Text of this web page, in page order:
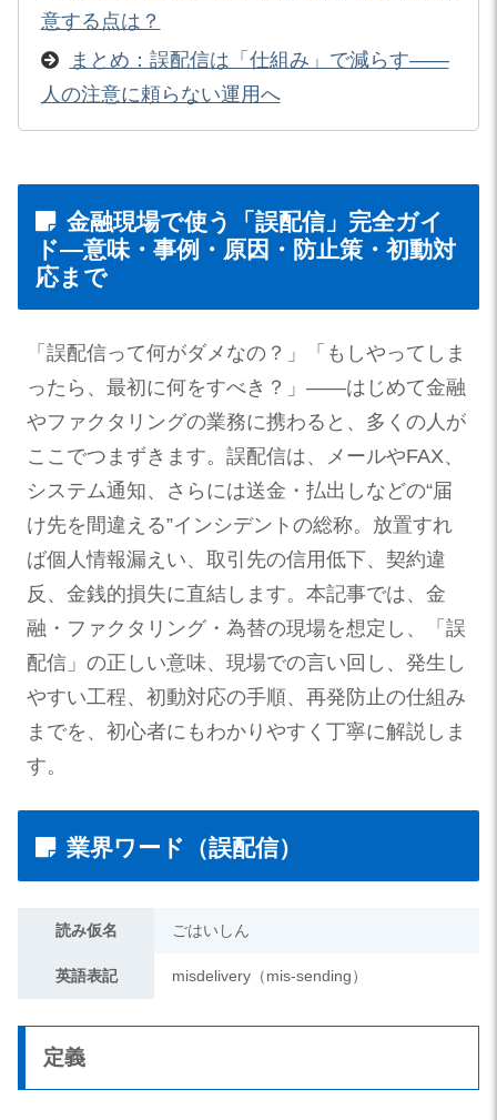
意する点は？
まとめ：誤配信は「仕組み」で減らす——
人の注意に頼らない運用へ
金融現場で使う「誤配信」完全ガイ
ド—意味・事例・原因・防止策・初動対
応まで
「誤配信って何がダメなの？」「もしやってしま
ったら、最初に何をすべき？」——はじめて金融
やファクタリングの業務に携わると、多くの人が
ここでつまずきます。誤配信は、メールやFAX、
システム通知、さらには送金・払出しなどの“届
け先を間違える”インシデントの総称。放置すれ
ば個人情報漏えい、取引先の信用低下、契約違
反、金銭的損失に直結します。本記事では、金
融・ファクタリング・為替の現場を想定し、「誤
配信」の正しい意味、現場での言い回し、発生し
やすい工程、初動対応の手順、再発防止の仕組み
までを、初心者にもわかりやすく丁寧に解説しま
す。
業界ワード（誤配信）
読み仮名 ごはいしん
英語表記 misdelivery（mis-sending）
定義